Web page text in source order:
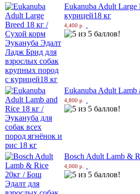
Eukanuba Adult
курицей18 кг
4,400 р.
Eukanuba Adult Lamb
4,800 р.
Bosch Adult Lamb &
4,000 р.